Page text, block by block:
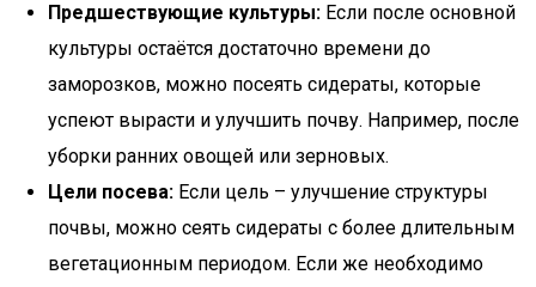
Предшествующие культуры: Если после основной
культуры остаётся достаточно времени до
заморозков, можно посеять сидераты, которые
успеют вырасти и улучшить почву. Например, после
уборки ранних овощей или зерновых.
Цели посева: Если цель – улучшение структуры
почвы, можно сеять сидераты с более длительным
вегетационным периодом. Если же необходимо